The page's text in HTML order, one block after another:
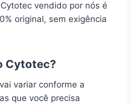
vendido por nós é
original, sem exigência
Cytotec?
variar conforme a
que você precisa